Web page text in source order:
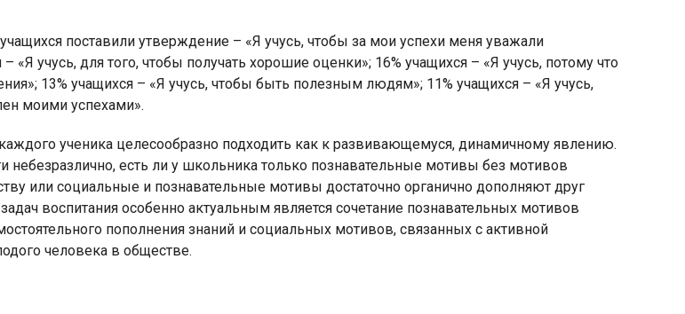
поставили утверждение – «Я учусь, чтобы за мои успехи меня уважали
«Я учусь, для того, чтобы получать хорошие оценки»; 16% учащихся – «Я учусь, потому что
13% учащихся – «Я учусь, чтобы быть полезным людям»; 11% учащихся – «Я учусь,
моими успехами».
ученика целесообразно подходить как к развивающемуся, динамичному явлению.
небезразлично, есть ли у школьника только познавательные мотивы без мотивов
или социальные и познавательные мотивы достаточно органично дополняют друг
воспитания особенно актуальным является сочетание познавательных мотивов
пополнения знаний и социальных мотивов, связанных с активной
человека в обществе.